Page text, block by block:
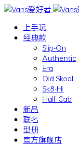
上手玩
经典款
Slip-On
Authentic
Era
Old Skool
Sk8-Hi
Half Cab
新品
联名
型册
官方旗舰店